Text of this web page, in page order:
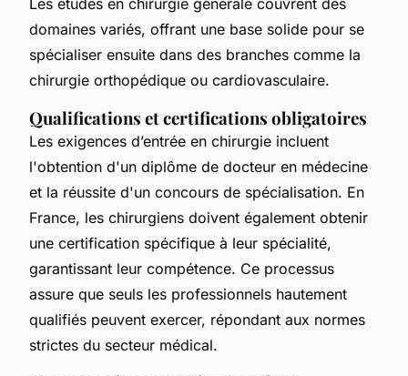
domaines variés, offrant une base solide pour se
spécialiser ensuite dans des branches comme la
chirurgie orthopédique ou cardiovasculaire.
Qualifications et certifications obligatoires
Les exigences d’entrée en chirurgie incluent
l'obtention d'un diplôme de docteur en médecine
et la réussite d'un concours de spécialisation. En
France, les chirurgiens doivent également obtenir
une certification spécifique à leur spécialité,
garantissant leur compétence. Ce processus
assure que seuls les professionnels hautement
qualifiés peuvent exercer, répondant aux normes
strictes du secteur médical.